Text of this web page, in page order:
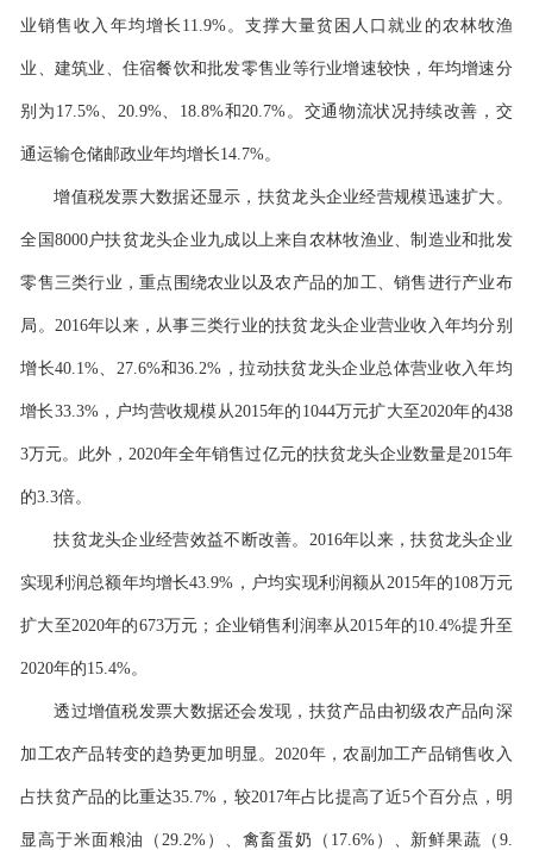
业销售收入年均增长11.9%。支撑大量贫困人口就业的农林牧渔
业、建筑业、住宿餐饮和批发零售业等行业增速较快，年均增速分
别为17.5%、20.9%、18.8%和20.7%。交通物流状况持续改善，交
通运输仓储邮政业年均增长14.7%。
增值税发票大数据还显示，扶贫龙头企业经营规模迅速扩大。
全国8000户扶贫龙头企业九成以上来自农林牧渔业、制造业和批发
零售三类行业，重点围绕农业以及农产品的加工、销售进行产业布
局。2016年以来，从事三类行业的扶贫龙头企业营业收入年均分别
增长40.1%、27.6%和36.2%，拉动扶贫龙头企业总体营业收入年均
增长33.3%，户均营收规模从2015年的1044万元扩大至2020年的438
3万元。此外，2020年全年销售过亿元的扶贫龙头企业数量是2015年
的3.3倍。
扶贫龙头企业经营效益不断改善。2016年以来，扶贫龙头企业
实现利润总额年均增长43.9%，户均实现利润额从2015年的108万元
扩大至2020年的673万元；企业销售利润率从2015年的10.4%提升至
2020年的15.4%。
透过增值税发票大数据还会发现，扶贫产品由初级农产品向深
加工农产品转变的趋势更加明显。2020年，农副加工产品销售收入
占扶贫产品的比重达35.7%，较2017年占比提高了近5个百分点，明
显高于米面粮油（29.2%）、禽畜蛋奶（17.6%）、新鲜果蔬（9.